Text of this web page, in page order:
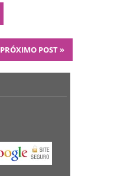
PRÓXIMO POST»